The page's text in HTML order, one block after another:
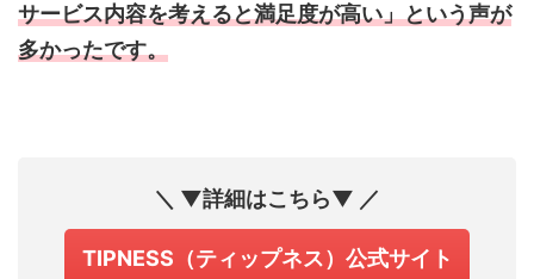
サービス内容を考えると満足度が高い」という声が
多かったです。
＼ ▼詳細はこちら▼ ／
TIPNESS（ティップネス）公式サイト